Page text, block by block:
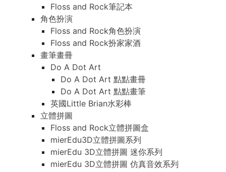
Floss and Rock筆記本
角色扮演
Floss and Rock角色扮演
Floss and Rock扮家家酒
畫筆畫冊
Do A Dot Art
Do A Dot Art 點點畫冊
Do A Dot Art 點點畫筆
英國Little Brian水彩棒
立體拼圖
Floss and Rock立體拼圖盒
mierEdu3D立體拼圖系列
mierEdu 3D立體拼圖 迷你系列
mierEdu 3D立體拼圖 仿真音效系列